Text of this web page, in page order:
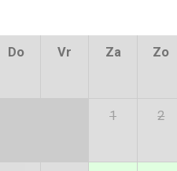
Do Vr Za Zo
1 2